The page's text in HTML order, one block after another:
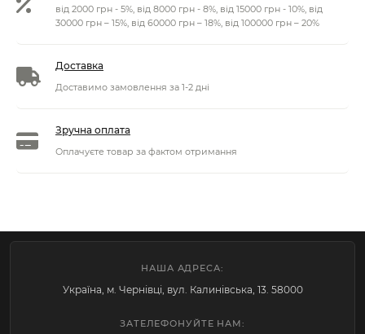
від 2000 грн - 5%, від 8000 грн - 8%, від 15000 грн - 10%, від
30000 грн – 15%, від 60000 грн – 18%, від 100000 грн – 20%
Доставка
Доставимо замовлення за 1-2 дні
Зручна оплата
Оплачуєте товар за фактом отримання
НАША АДРЕСА:
Україна, м. Чернівці, вул. Калинівська, 13. 58000
ЗАТЕЛЕФОНУЙТЕ НАМ: